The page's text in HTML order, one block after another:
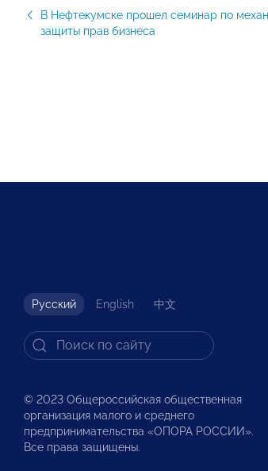
В Нефтекумске прошел семинар по
защиты прав бизнеса
Русский English 中文
© 2023 Общероссийская общественная
организация малого и среднего
предпринимательства «ОПОРА РОССИИ».
Все права защищены.